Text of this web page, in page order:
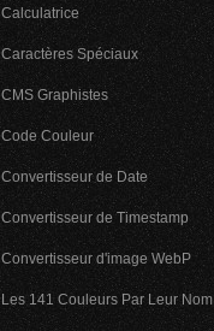
Calculatrice
Caractères Spéciaux
CMS Graphistes
Code Couleur
Convertisseur de Date
Convertisseur de Timestamp
Convertisseur d'image WebP
Les 141 Couleurs Par Leur Nom